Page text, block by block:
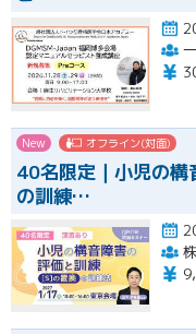
New オフライン(対面)
40名限定｜小児の
の訓練…